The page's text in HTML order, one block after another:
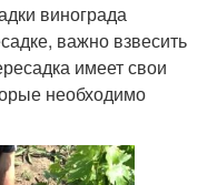
винограда
важно взвесить
имеет свои
необходимо